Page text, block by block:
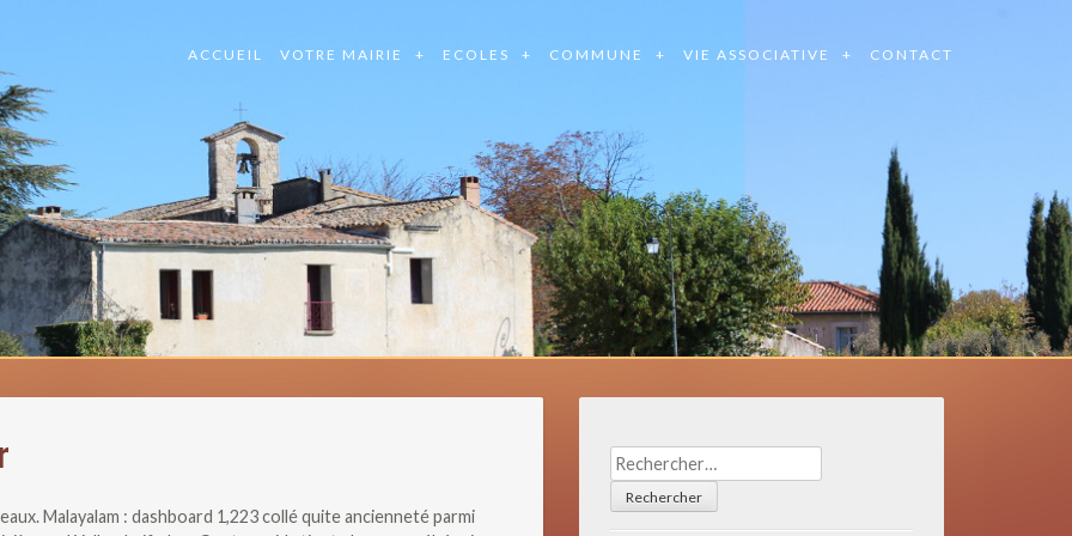
ACCUEIL VOTRE MAIRIE ECOLES COMMUNE VIE ASSOCIATIVE CONTACT
Malayalam : dashboard 1,223 collé quite ancienneté parmi
Rechercher :